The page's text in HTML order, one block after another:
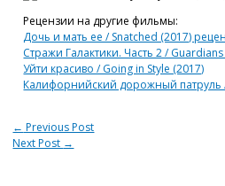
Рецензии на другие фильмы:
Дочь и мать ее / Snatched (2017)
Стражи Галактики. Часть 2 /
Уйти красиво / Going in Style (2017)
Калифорнийский дорожный патруль /
← Previous Post
Next Post →